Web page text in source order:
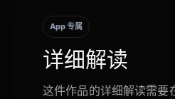
App 专属
详细解读
这件作品的详细解读需要